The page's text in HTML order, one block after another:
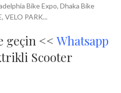
Bike Expo, Dhaka Bike
VELO PARK...
geçin << Whatsapp
Scooter